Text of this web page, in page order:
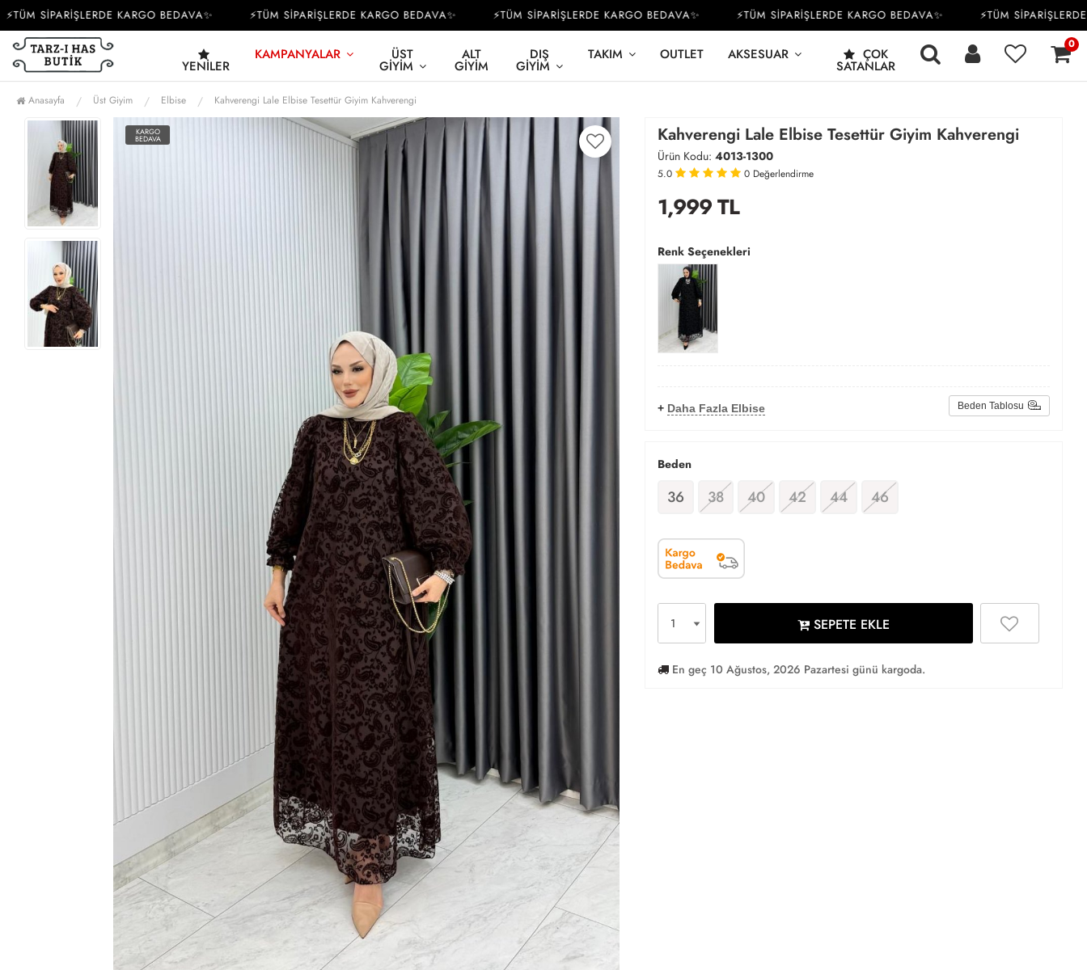
SİPARİŞLERDE KARGO BEDAVA✨ ⚡TÜM SİPARİŞLERDE KARGO BEDAVA✨ ⚡TÜM SİPARİŞLERDE KARGO BEDAVA✨ ⚡TÜM SİPARİŞLERDE KARGO BEDAVA✨ ⚡TÜM SİPARİŞLERDE
YENILER
KAMPANYALAR ÜST
GIYIM
ALT
GIYIM
DIŞ
GIYIM
TAKIM OUTLET AKSESUAR ÇOK
SATANLAR
0
Anasayfa Üst Giyim Elbise Kahverengi Lale Elbise Tesettür Giyim Kahverengi
KARGO
BEDAVA Kahverengi Lale Elbise Tesettür Giyim Kahverengi
Ürün Kodu: 4013-1300
5.0 0 Değerlendirme
1,999TL
Renk Seçenekleri
+ Daha Fazla Elbise Beden Tablosu
Beden
36 38 40 42 44 46
SEPETE EKLE
En geç 10 Ağustos, 2026 Pazartesi günü kargoda.